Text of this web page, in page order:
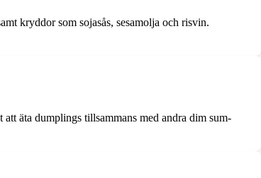
kryddor som sojasås, sesamolja och risvin.
äta dumplings tillsammans med andra dim sum-